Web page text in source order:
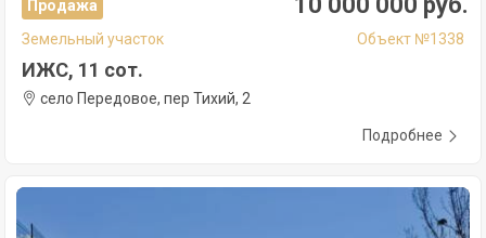
Продажа
Земельный участок Объект №1338
ИЖС, 11 сот.
село Передовое, пер Тихий, 2
Подробнее